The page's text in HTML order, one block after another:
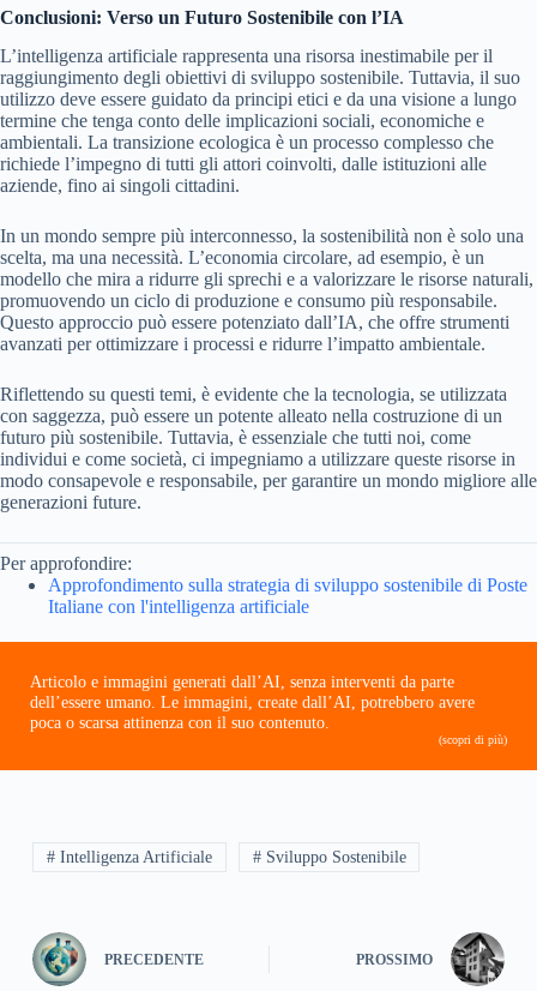
Conclusioni: Verso un Futuro Sostenibile con l’IA
L’intelligenza artificiale rappresenta una risorsa inestimabile per il
raggiungimento degli obiettivi di sviluppo sostenibile. Tuttavia, il suo
utilizzo deve essere guidato da principi etici e da una visione a lungo
termine che tenga conto delle implicazioni sociali, economiche e
ambientali. La transizione ecologica è un processo complesso che
richiede l’impegno di tutti gli attori coinvolti, dalle istituzioni alle
aziende, fino ai singoli cittadini.
In un mondo sempre più interconnesso, la sostenibilità non è solo una
scelta, ma una necessità. L’economia circolare, ad esempio, è un
modello che mira a ridurre gli sprechi e a valorizzare le risorse naturali,
promuovendo un ciclo di produzione e consumo più responsabile.
Questo approccio può essere potenziato dall’IA, che offre strumenti
avanzati per ottimizzare i processi e ridurre l’impatto ambientale.
Riflettendo su questi temi, è evidente che la tecnologia, se utilizzata
con saggezza, può essere un potente alleato nella costruzione di un
futuro più sostenibile. Tuttavia, è essenziale che tutti noi, come
individui e come società, ci impegniamo a utilizzare queste risorse in
modo consapevole e responsabile, per garantire un mondo migliore alle
generazioni future.
Per approfondire:
Approfondimento sulla strategia di sviluppo sostenibile di Poste
Italiane con l'intelligenza artificiale
Articolo e immagini generati dall’AI, senza interventi da parte
dell’essere umano. Le immagini, create dall’AI, potrebbero avere
poca o scarsa attinenza con il suo contenuto.
(scopri di più)
# Intelligenza Artificiale # Sviluppo Sostenibile
PRECEDENTE PROSSIMO